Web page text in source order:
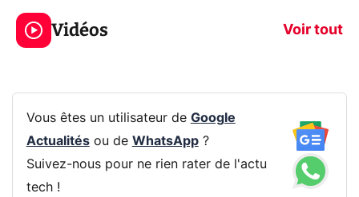
Vidéos Voir tout
319€ ? Voici L'AOC
CQ32G4ZA !
prochaine
Vous êtes un utilisateur de Google
Actualitésou de WhatsApp?
Suivez-nous pour ne rien rater de l'actu
tech !